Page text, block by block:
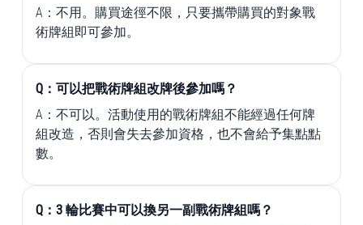
A：不用。購買途徑不限，只要攜帶購買的對象戰
術牌組即可參加。
Q：可以把戰術牌組改牌後參加嗎？
A：不可以。活動使用的戰術牌組不能經過任何牌
組改造，否則會失去參加資格，也不會給予集點點
數。
Q：3 輪比賽中可以換另一副戰術牌組嗎？